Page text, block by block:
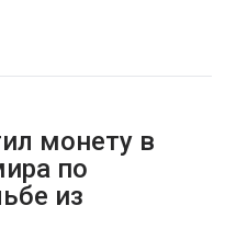
монету в
по
из